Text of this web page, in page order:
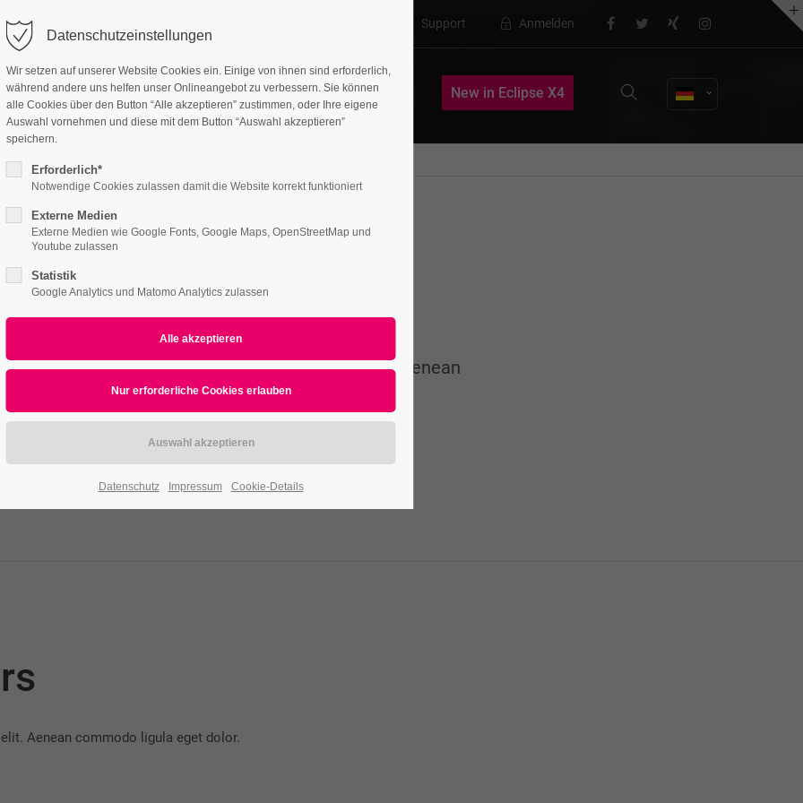
dolor sit amet:
/ 365days
support for our customers
8:00am - 5:00pm(GMT +1)
Cybersteel Inc.
376-293 City Road, Suite 600
Have any questions?
Lorem ipsum dolor sit amet,
Support Anmelden
Features Page Presets Portfolio News New in Eclipse X4
Animated Chartbars
dolor sit amet, consectetuer adipiscing elit. Aenean
commodo ligula eget dolor. Aenean massa.
Aenean commodo ligula eget dolor.
Datenschutzeinstellungen
Wir setzen auf unserer Website Cookies ein. Einige von ihnen sind erforderlich,
während andere uns helfen unser Onlineangebot zu verbessern. Sie können
alle Cookies über den Button “Alle akzeptieren” zustimmen, oder Ihre eigene
Auswahl vornehmen und diese mit dem Button “Auswahl akzeptieren”
speichern.
Erforderlich*
Notwendige Cookies zulassen damit die Website korrekt funktioniert
Externe Medien
Externe Medien wie Google Fonts, Google Maps, OpenStreetMap und
Youtube zulassen
Statistik
Google Analytics und Matomo Analytics zulassen
Datenschutz Impressum Cookie-Details